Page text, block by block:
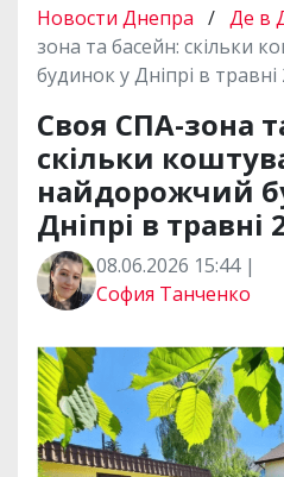
Новости Днепра / Де в
зона та басейн: скільки
будинок у Дніпрі в
Своя СПА-зона
скільки
найдорожчий
Дніпрі в травні
08.06.2026 15:44 |
София Танченко